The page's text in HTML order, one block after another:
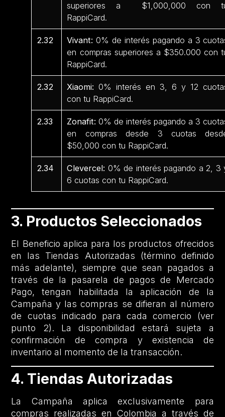
superiores a $1,000,000 con
RappiCard.
2.32 Vivant:0% de interés pagando a 3
en compras superiores a $350.000 con
RappiCard.
2.32 Xiaomi: 0% interés en 3, 6 y 12
con tu RappiCard.
2.33 Zonafit:0% de interés pagando a 3
en compras desde 3 cuotas
$50,000 con tu RappiCard.
2.34 Clevercel: 0% de interés pagando a 2, 3
6 cuotas con tu RappiCard.
3. Productos Seleccionados
El Beneficio aplica para los productos ofrecidos
en las Tiendas Autorizadas (término definido
más adelante), siempre que sean pagados a
través de la pasarela de pagos de Mercado
Pago, tengan habilitada la aplicación de la
Campaña y las compras se difieran al número
de cuotas indicado para cada comercio (ver
punto 2). La disponibilidad estará sujeta a
confirmación de compra y existencia de
inventario al momento de la transacción.
4. Tiendas Autorizadas
La Campaña aplica exclusivamente para
compras realizadas en Colombia a través de